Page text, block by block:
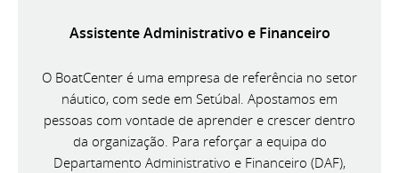
Assistente Administrativo e Financeiro
O BoatCenter é uma empresa de referência no setor
náutico, com sede em Setúbal. Apostamos em
pessoas com vontade de aprender e crescer dentro
da organização. Para reforçar a equipa do
Departamento Administrativo e Financeiro (DAF),